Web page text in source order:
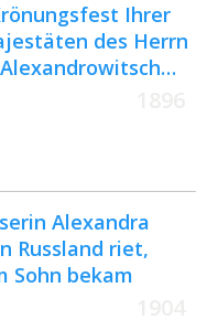
Ihrer
des Herrn
Alexandra
Alexandra
Russland riet,
Sohn bekam